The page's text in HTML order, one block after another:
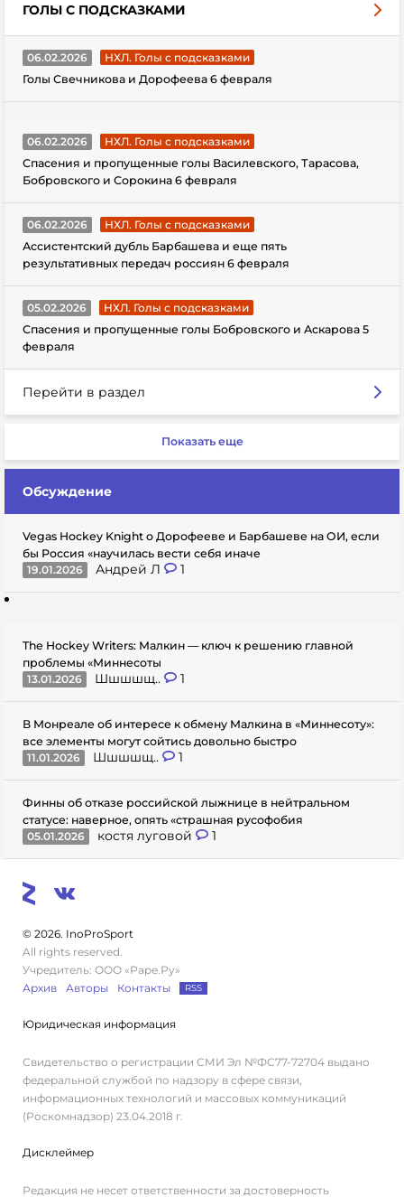
ГОЛЫ С ПОДСКАЗКАМИ
06.02.2026
НХЛ. Голы с подсказками
Голы Свечникова и Дорофеева 6 февраля
06.02.2026
НХЛ. Голы с подсказками
Спасения и пропущенные голы Василевского, Тарасова,
Бобровского и Сорокина 6 февраля
06.02.2026
НХЛ. Голы с подсказками
Ассистентский дубль Барбашева и еще пять
результативных передач россиян 6 февраля
05.02.2026
НХЛ. Голы с подсказками
Спасения и пропущенные голы Бобровского и Аскарова 5
февраля
Перейти в раздел
Показать еще
Обсуждение
Vegas Hockey Knight о Дорофееве и Барбашеве на ОИ, если
бы Россия «научилась вести себя иначе
19.01.2026
Андрей Л 1
The Hockey Writers: Малкин — ключ к решению главной
проблемы «Миннесоты
13.01.2026
Шшшшщ.. 1
В Монреале об интересе к обмену Малкина в «Миннесоту»:
все элементы могут сойтись довольно быстро
11.01.2026
Шшшшщ.. 1
Финны об отказе российской лыжнице в нейтральном
статусе: наверное, опять «страшная русофобия
05.01.2026
костя луговой 1
© 2026. InoProSport
All rights reserved.
Учредитель: ООО «Раре.Ру»
Архив
Авторы Контакты RSS
Юридическая информация
Свидетельство о регистрации СМИ Эл №ФС77-72704 выдано
федеральной службой по надзору в сфере связи,
информационных технологий и массовых коммуникаций
(Роскомнадзор) 23.04.2018 г.
Дисклеймер
Редакция не несет ответственности за достоверность